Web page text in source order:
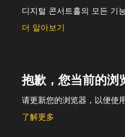
디지털 콘서트홀의 모든 기
더 알아보기
抱歉，您当前的浏
请更新您的浏览器，以便使
了解更多